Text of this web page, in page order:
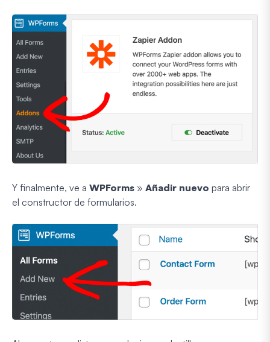
Y finalmente, ve a WPForms » Añadir nuevo para abrir
el constructor de formularios.